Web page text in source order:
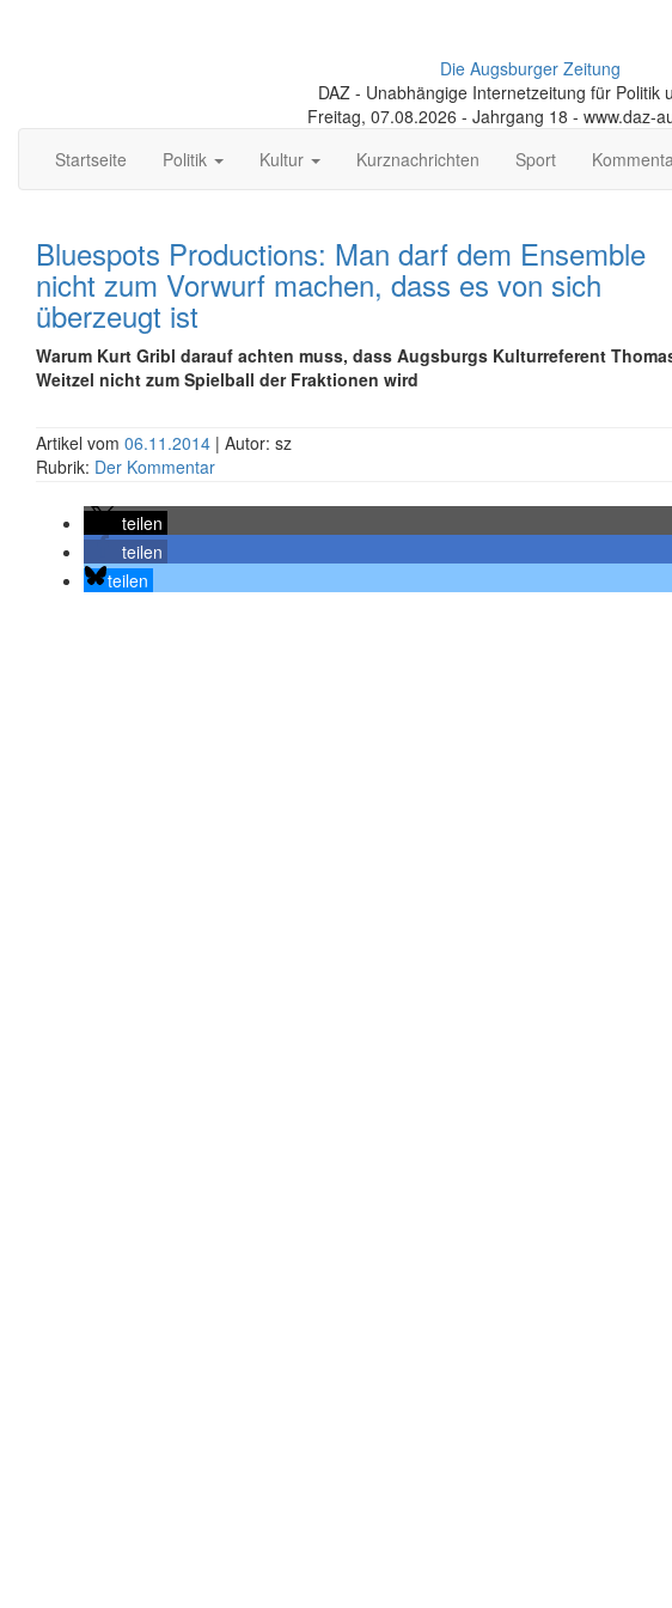
Die Augsburger Zeitung
DAZ - Unabhängige Internetzeitung für Politik
Freitag, 07.08.2026 - Jahrgang 18 - www.daz-
Startseite
Politik Kultur Kurznachrichten Sport
Bluespots Productions: Man darf dem Ensemble
nicht zum Vorwurf machen, dass es von sich
überzeugt ist
Warum Kurt Gribl darauf achten muss, dass Augsburgs Kulturreferent
Weitzel nicht zum Spielball der Fraktionen wird
Artikel vom 06.11.2014 | Autor: sz
Rubrik: Der Kommentar
teilen
teilen
teilen